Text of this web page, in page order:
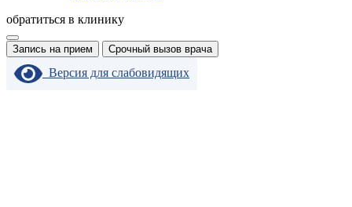
обратиться в клинику
Запись на прием Срочный вызов врача
Версия для слабовидящих